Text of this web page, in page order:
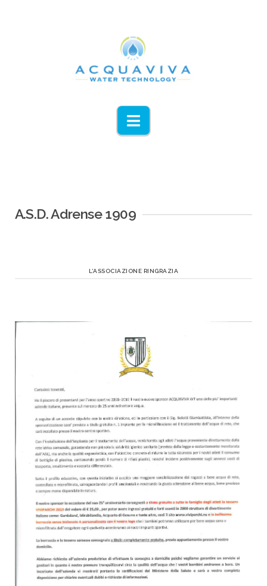
Navigation
A.S.D. Adrense 1909
L’ASSOCIAZIONE RINGRAZIA